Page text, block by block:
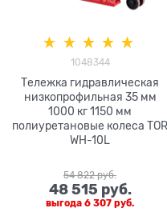
1048344
Тележка гидравлическая
низкопрофильная 35 мм
1000 кг 1150 мм
полиуретановые колеса TOR
WH-10L
54 822 руб.
48 515 руб.
выгода 6 307 руб.